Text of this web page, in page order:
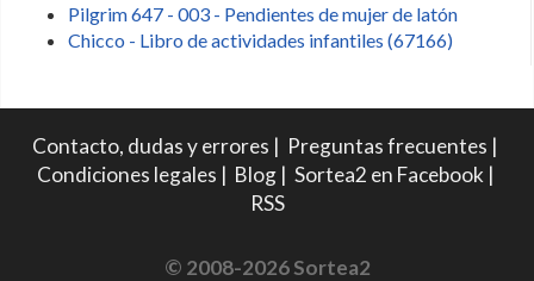
Pilgrim 647 - 003 - Pendientes de mujer de latón
Chicco - Libro de actividades infantiles (67166)
Contacto, dudas y errores | Preguntas frecuentes |
Condiciones legales | Blog| Sortea2 en Facebook |
RSS
© 2008-2026 Sortea2